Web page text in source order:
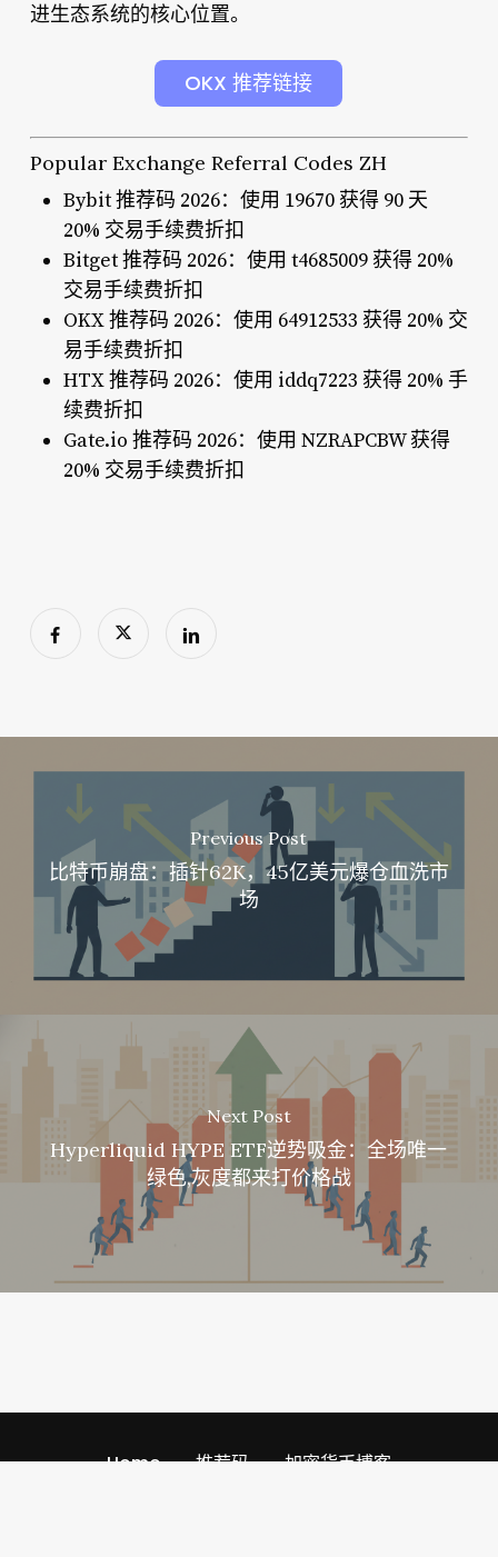
进生态系统的核心位置。
OKX 推荐链接
Popular Exchange Referral Codes ZH
Bybit 推荐码 2026：使用 19670 获得 90 天
20% 交易手续费折扣
Bitget 推荐码 2026：使用 t4685009 获得 20%
交易手续费折扣
OKX 推荐码 2026：使用 64912533 获得 20% 交
易手续费折扣
HTX 推荐码 2026：使用 iddq7223 获得 20% 手
续费折扣
Gate.io 推荐码 2026：使用 NZRAPCBW 获得
20% 交易手续费折扣
Previous Post
比特币崩盘：插针62K，45亿美元爆仓血洗市
场
Next Post
Hyperliquid HYPE ETF逆势吸金：全场唯一
绿色,灰度都来打价格战
Home 推荐码 加密货币博客